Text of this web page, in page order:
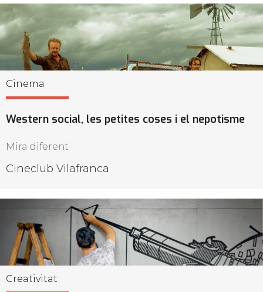
Cinema
Western social, les petites coses i el nepotisme
Mira diferent
Cineclub Vilafranca
Creativitat